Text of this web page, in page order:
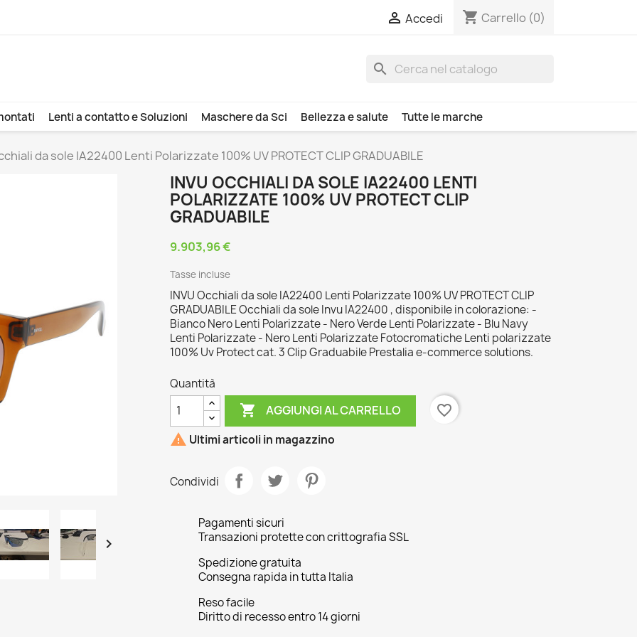
 Accedi shopping_cart Carrello (0)
search
Lenti a contatto e Soluzioni Maschere da Sci Bellezza e salute Tutte le marche
da sole IA22400 Lenti Polarizzate 100% UV PROTECT CLIP GRADUABILE

INVU OCCHIALI DA SOLE IA22400 LENTI
POLARIZZATE 100% UV PROTECT CLIP
GRADUABILE
9.903,96 €
Tasse incluse
INVU Occhiali da sole IA22400 Lenti Polarizzate 100% UV PROTECT CLIP
GRADUABILE Occhiali da sole Invu IA22400 , disponibile in colorazione: -
Bianco Nero Lenti Polarizzate - Nero Verde Lenti Polarizzate - Blu Navy
Lenti Polarizzate - Nero Lenti Polarizzate Fotocromatiche Lenti polarizzate
100% Uv Protect cat. 3 Clip Graduabile Prestalia e-commerce solutions.
Quantità
 AGGIUNGI AL CARRELLO
favorite_border
 Ultimi articoli in magazzino
Condividi
Pagamenti sicuri
Transazioni protette con crittografia SSL
Spedizione gratuita
Consegna rapida in tutta Italia
Reso facile
Diritto di recesso entro 14 giorni